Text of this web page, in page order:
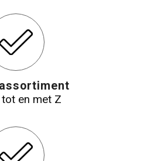
tot en met Z